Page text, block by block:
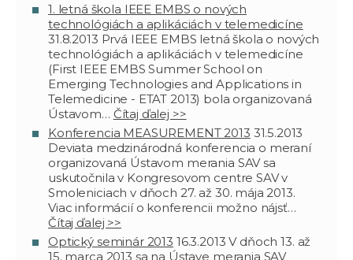
1. letná škola IEEE EMBS o nových
technológiách a aplikáciách v telemedicíne
31.8.2013 Prvá IEEE EMBS letná škola o nových
technológiách a aplikáciách v telemedicíne
(First IEEE EMBS Summer School on
Emerging Technologies and Applications in
Telemedicine - ETAT 2013) bola organizovaná
Ústavom… Čítaj ďalej >>
Konferencia MEASUREMENT 2013 31.5.2013
Deviata medzinárodná konferencia o meraní
organizovaná Ústavom merania SAV sa
uskutočnila v Kongresovom centre SAV v
Smoleniciach v dňoch 27. až 30. mája 2013.
Viac informácií o konferencii možno nájsť…
Čítaj ďalej >>
Optický seminár 2013 16.3.2013 V dňoch 13. až
15. marca 2013 sa na Ústave merania SAV